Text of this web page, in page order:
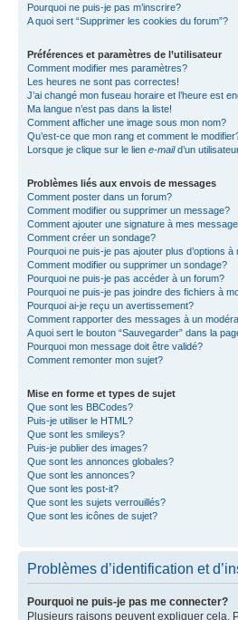
Pourquoi ne puis-je pas m’inscrire?
A quoi sert “Supprimer les cookies du forum”?
Préférences et paramètres de l’utilisateur
Comment modifier mes paramètres?
Les heures ne sont pas correctes!
J’ai changé mon fuseau horaire et l’heure est
Ma langue n’est pas dans la liste!
Comment afficher une image sous mon nom?
Qu’est-ce que mon rang et comment le
Lorsque je clique sur le lien e-maild’un
Problèmes liés aux envois de messages
Comment poster dans un forum?
Comment modifier ou supprimer un message?
Comment ajouter une signature à mes
Comment créer un sondage?
Pourquoi ne puis-je pas ajouter plus d’options à
Comment modifier ou supprimer un sondage?
Pourquoi ne puis-je pas accéder à un forum?
Pourquoi ne puis-je pas joindre des fichiers à
Pourquoi ai-je reçu un avertissement?
Comment rapporter des messages à un
A quoi sert le bouton “Sauvegarder” dans la
Pourquoi mon message doit être validé?
Comment remonter mon sujet?
Mise en forme et types de sujet
Que sont les BBCodes?
Puis-je utiliser le HTML?
Que sont les smileys?
Puis-je publier des images?
Que sont les annonces globales?
Que sont les annonces?
Que sont les post-it?
Que sont les sujets verrouillés?
Que sont les icônes de sujet?
Problèmes d’identification et
Pourquoi ne puis-je pas me connecter?
Plusieurs raisons peuvent expliquer cela.